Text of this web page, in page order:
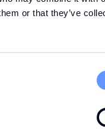
or that they’ve